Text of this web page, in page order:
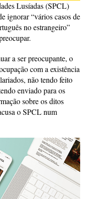
Lusíadas (SPCL)
ignorar “vários casos de
no estrangeiro”
a ser preocupante, o
com a existência
não tendo feito
enviado para os
sobre os ditos
o SPCL num